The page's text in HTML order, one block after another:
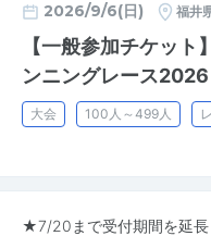
2026/9/6(日) 福井
【一般参加チケット
ンニングレース2026
大会 100人～499人
★7/20まで受付期間を延